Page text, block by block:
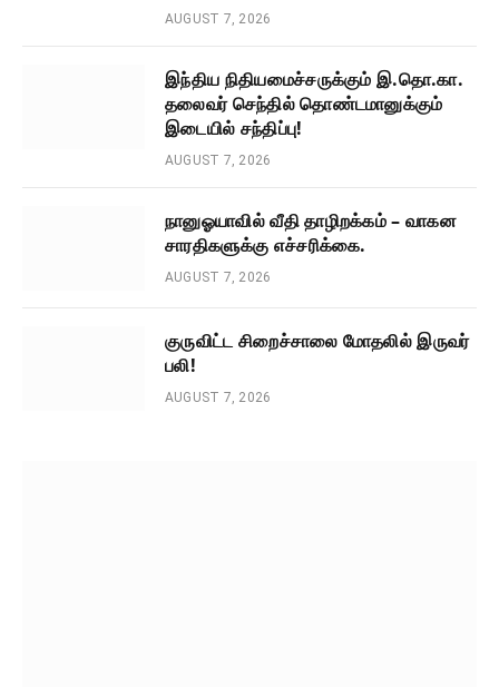
AUGUST 7, 2026
இந்திய நிதியமைச்சருக்கும் இ.தொ.கா.
தலைவர் செந்தில் தொண்டமானுக்கும்
இடையில் சந்திப்பு!
AUGUST 7, 2026
நானுஓயாவில் வீதி தாழிறக்கம் – வாகன
சாரதிகளுக்கு எச்சரிக்கை.
AUGUST 7, 2026
குருவிட்ட சிறைச்சாலை மோதலில் இருவர்
பலி!
AUGUST 7, 2026